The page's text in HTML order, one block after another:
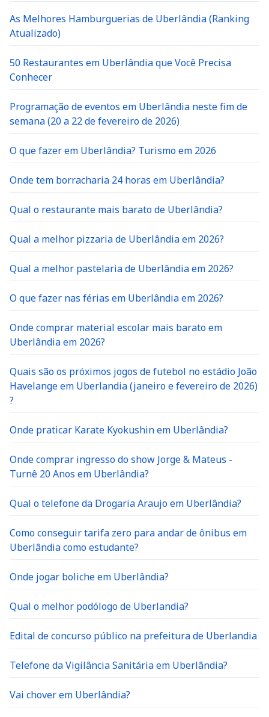
As Melhores Hamburguerias de Uberlândia (Ranking
Atualizado)
50 Restaurantes em Uberlândia que Você Precisa
Conhecer
Programação de eventos em Uberlândia neste fim de
semana (20 a 22 de fevereiro de 2026)
O que fazer em Uberlândia? Turismo em 2026
Onde tem borracharia 24 horas em Uberlândia?
Qual o restaurante mais barato de Uberlândia?
Qual a melhor pizzaria de Uberlândia em 2026?
Qual a melhor pastelaria de Uberlândia em 2026?
O que fazer nas férias em Uberlândia em 2026?
Onde comprar material escolar mais barato em
Uberlândia em 2026?
Quais são os próximos jogos de futebol no estádio João
Havelange em Uberlandia (janeiro e fevereiro de 2026)
?
Onde praticar Karate Kyokushin em Uberlândia?
Onde comprar ingresso do show Jorge & Mateus -
Turnê 20 Anos em Uberlândia?
Qual o telefone da Drogaria Araujo em Uberlândia?
Como conseguir tarifa zero para andar de ônibus em
Uberlândia como estudante?
Onde jogar boliche em Uberlândia?
Qual o melhor podólogo de Uberlandia?
Edital de concurso público na prefeitura de Uberlandia
Telefone da Vigilância Sanitária em Uberlândia?
Vai chover em Uberlândia?